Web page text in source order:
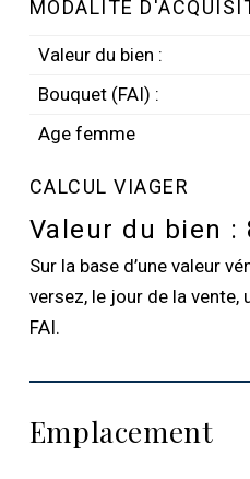
MODALITÉ
Valeur du bien :
Bouquet (FAI) :
Age femme
CALCUL VIAGER
Valeur du bien :
Sur la base d’une valeur
versez, le jour de la vente,
FAI.
Emplacement